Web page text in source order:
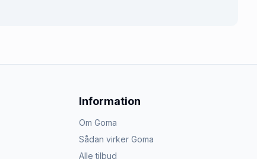
Information
Om Goma
Sådan virker Goma
Alle tilbud